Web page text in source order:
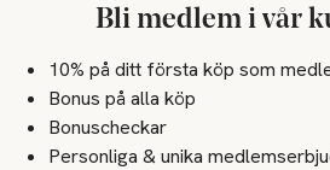
Bli medlem i vår
10% på ditt första köp som
Bonus på alla köp
Bonuscheckar
Personliga & unika